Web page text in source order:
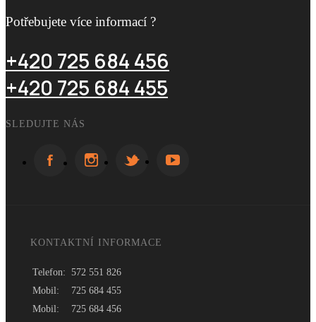
Potřebujete více informací ?
+420 725 684 456
+420 725 684 455
SLEDUJTE NÁS
KONTAKTNÍ INFORMACE
Telefon: 572 551 826
Mobil:
725 684 455
Mobil:
725 684 456